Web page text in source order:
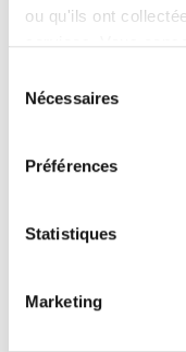
ou qu'ils ont
Nécessaires
Préférences
Statistiques
Marketing